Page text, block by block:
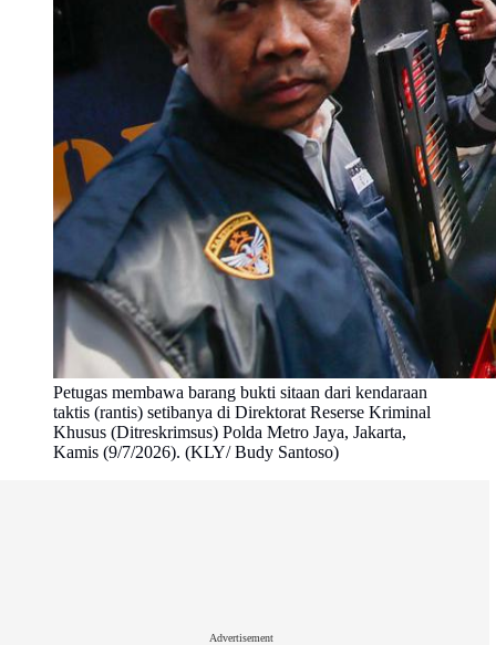
Petugas membawa barang bukti sitaan dari kendaraan
taktis (rantis) setibanya di Direktorat Reserse Kriminal
Khusus (Ditreskrimsus) Polda Metro Jaya, Jakarta,
Kamis (9/7/2026). (KLY/ Budy Santoso)
Advertisement